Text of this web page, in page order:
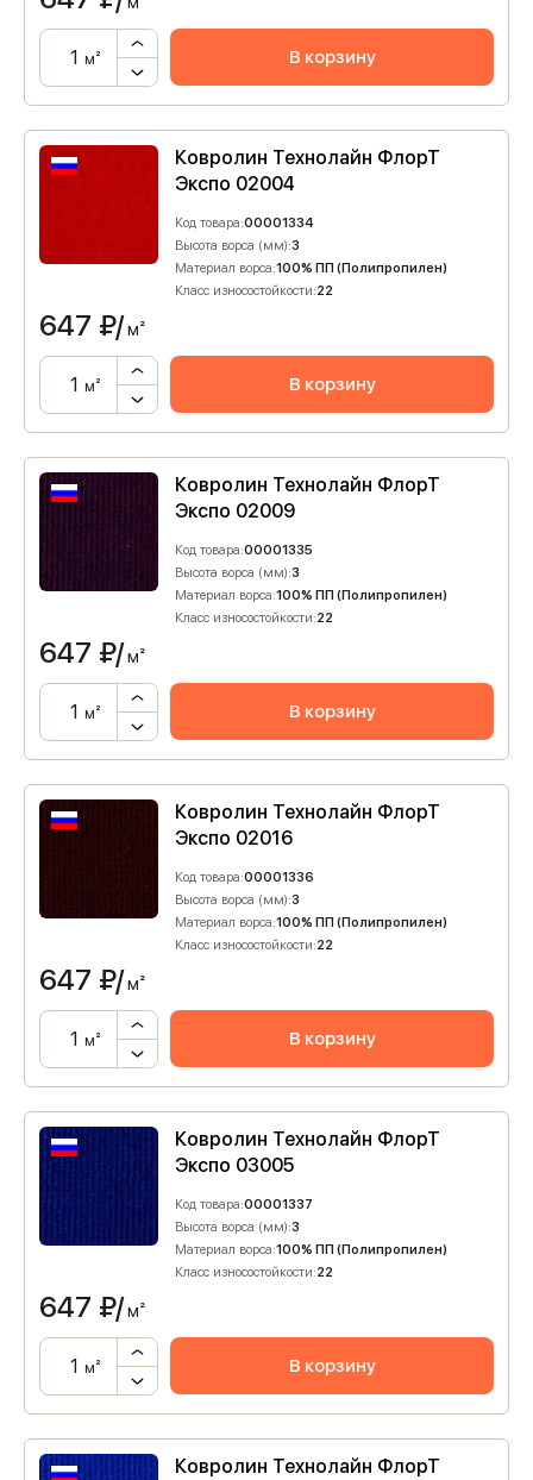
м² В корзину
Ковролин Технолайн ФлорТ
Экспо 02004
Код товара:00001334
Высота ворса (мм):3
Материал ворса:100% ПП (Полипропилен)
Класс износостойкости:22
647 ₽/м²
м² В корзину
Ковролин Технолайн ФлорТ
Экспо 02009
Код товара:00001335
Высота ворса (мм):3
Материал ворса:100% ПП (Полипропилен)
Класс износостойкости:22
647 ₽/м²
м² В корзину
Ковролин Технолайн ФлорТ
Экспо 02016
Код товара:00001336
Высота ворса (мм):3
Материал ворса:100% ПП (Полипропилен)
Класс износостойкости:22
647 ₽/м²
м² В корзину
Ковролин Технолайн ФлорТ
Экспо 03005
Код товара:00001337
Высота ворса (мм):3
Материал ворса:100% ПП (Полипропилен)
Класс износостойкости:22
647 ₽/м²
м² В корзину
Ковролин Технолайн ФлорТ